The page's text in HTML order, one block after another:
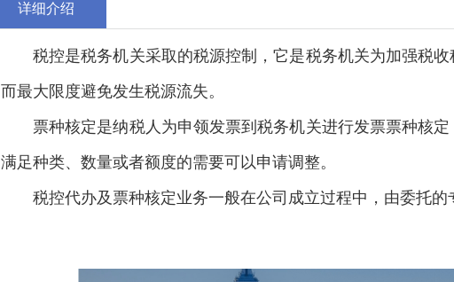
详细介绍
税控是税务机关采取的税源控制，它是税务机关为加强税
而最大限度避免发生税源流失。
票种核定是纳税人为申领发票到税务机关进行发票票种核
满足种类、数量或者额度的需要可以申请调整。
税控代办及票种核定业务一般在公司成立过程中，由委托